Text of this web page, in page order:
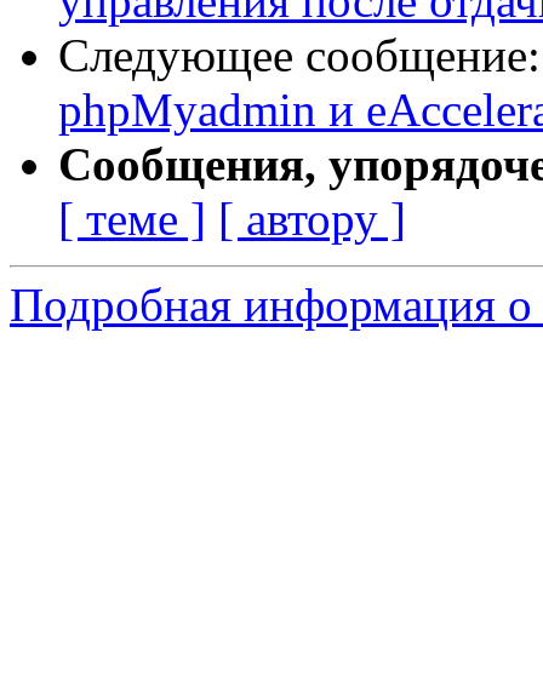
Следующее
phpMyadmin и
Сообщения,
[ теме ] [ автору ]
Подробная информация